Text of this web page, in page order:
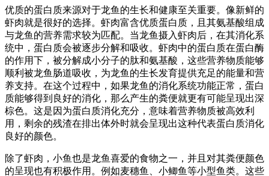
优质的蛋白质来源对于龙鱼的生长和健康至关重要。像新鲜的
虾肉就是很好的选择。虾肉富含优质蛋白质，且其氨基酸组成
与龙鱼的营养需求较为匹配。当龙鱼摄入虾肉后，在其消化系
统中，蛋白质会被逐步分解和吸收。虾肉中的蛋白质在蛋白酶
的作用下，被分解成小分子的肽和氨基酸，这些营养物质能够
顺利被龙鱼肠道吸收，为龙鱼的生长发育提供充足的能量和营
养支持。在这个过程中，如果龙鱼的消化系统功能正常，蛋白
质能够得到良好的消化，那么产生的粪便就更有可能呈现出深
棕色。这是因为蛋白质消化充分，意味着营养物质被高效利
用，剩余的残渣在排出体外时就会呈现出这种代表蛋白质消化
良好的颜色。
除了虾肉，小鱼也是龙鱼喜爱的食物之一，并且对其粪便颜色
的呈现也有积极作用。例如麦穗鱼、小鲫鱼等小型鱼类。这些